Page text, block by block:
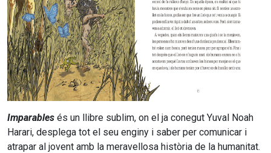
Imparables és un llibre sublim, on el ja conegut Yuval Noah
Harari, desplega tot el seu enginy i saber per comunicar i
atrapar al jovent amb la meravellosa història de la humanitat.